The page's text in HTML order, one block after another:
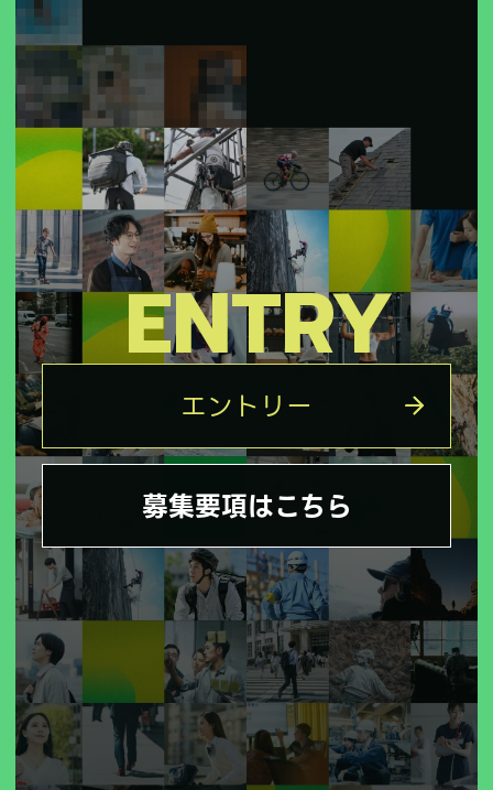
ENTRY
エントリー
募集要項はこちら